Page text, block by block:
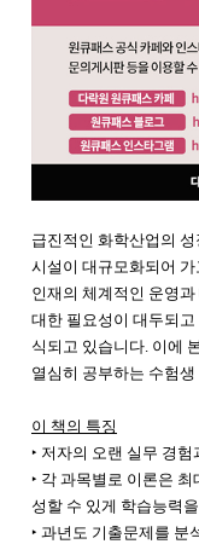
급진적인 화학산업의
시설이 대규모화되어
인재의 체계적인 운영
대한 필요성이 대두되
식되고 있습니다. 이에
열심히 공부하는 수험
이 책의 특징
‣ 저자의 오랜 실무 경
‣ 각 과목별로 이론은
성할 수 있게 학습능력
‣ 과년도 기출문제를 분